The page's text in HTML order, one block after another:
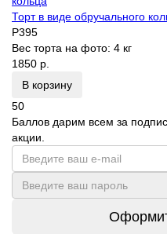
Торт в виде обручального
P395
Вес торта на фото: 4 кг
1850 р.
В корзину
50
Баллов дарим всем за
акции.